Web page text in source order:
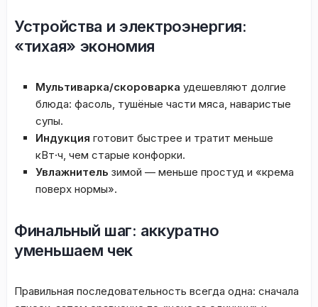
Устройства и электроэнергия:
«тихая» экономия
Мультиварка/скороварка удешевляют долгие
блюда: фасоль, тушёные части мяса, наваристые
супы.
Индукция готовит быстрее и тратит меньше
кВт·ч, чем старые конфорки.
Увлажнитель зимой — меньше простуд и «крема
поверх нормы».
Финальный шаг: аккуратно
уменьшаем чек
Правильная последовательность всегда одна: сначала